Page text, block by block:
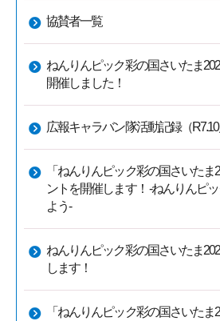
協賛者一覧
ねんりんピック彩の国さいたま
開催しました！
広報キャラバン隊活動記録（R7.10
「ねんりんピック彩の国さいた
ントを開催します！ -ねんりんピ
よう-
ねんりんピック彩の国さいたま
します！
「ねんりんピック彩の国さいた